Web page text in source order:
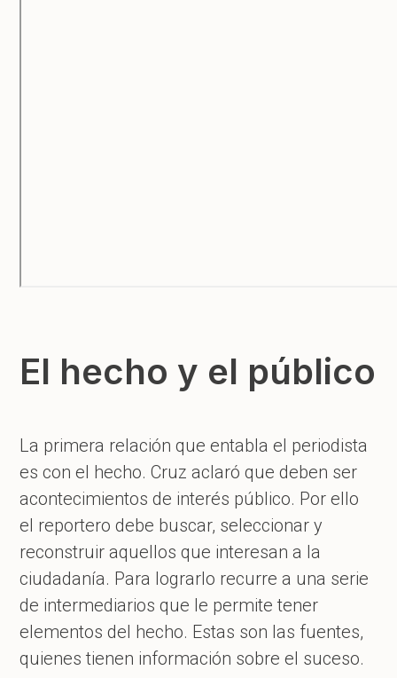
El hecho y el público
La primera relación que entabla el periodista
es con el hecho. Cruz aclaró que deben ser
acontecimientos de interés público. Por ello
el reportero debe buscar, seleccionar y
reconstruir aquellos que interesan a la
ciudadanía. Para lograrlo recurre a una serie
de intermediarios que le permite tener
elementos del hecho. Estas son las fuentes,
quienes tienen información sobre el suceso.